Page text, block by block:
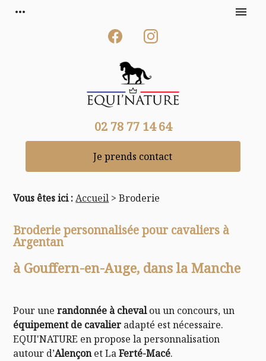
more_horiz menu
02 78 77 14 64
Je prends contact
Vous êtes ici : Accueil > Broderie
Broderie personnalisée pour cavaliers à
Argentan
à Gouffern-en-Auge, dans la Manche
Pour unerandonnée à chevalou un concours, un
équipement de cavalier adapté est nécessaire.
EQUI'NATURE en propose la personnalisation
autour d’Alençonet LaFerté-Macé.